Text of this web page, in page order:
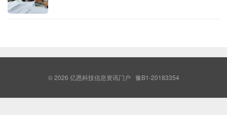
© 2026 亿恩科技信息资讯门户 豫B1-20183354